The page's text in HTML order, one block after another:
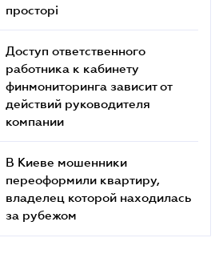
просторі
Доступ ответственного
работника к кабинету
финмониторинга зависит от
действий руководителя
компании
В Киеве мошенники
переоформили квартиру,
владелец которой находилась
за рубежом